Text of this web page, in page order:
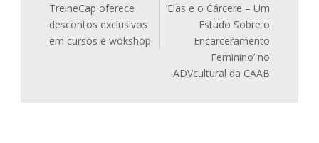
TreineCap oferece
descontos exclusivos
em cursos e wokshop
‘Elas e o Cárcere – Um
Estudo Sobre o
Encarceramento
Feminino’ no
ADVcultural da CAAB